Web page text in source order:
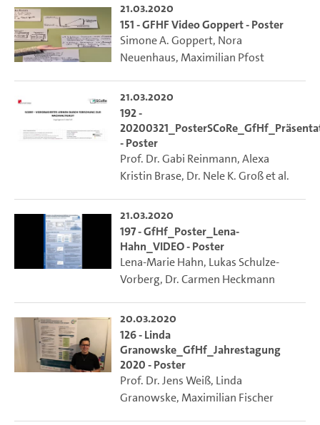
21.03.2020
151 - GFHF Video Goppert - Poster
Simone A. Goppert, Nora
Neuenhaus,Maximilian Pfost
21.03.2020
192 -
- Poster
Prof. Dr. Gabi Reinmann,Alexa
Kristin Brase, Dr. Nele K. Großet al.
21.03.2020
197 - GfHf_Poster_Lena-
Hahn_VIDEO - Poster
Lena-Marie Hahn, Lukas Schulze-
Vorberg, Dr. Carmen Heckmann
20.03.2020
126 - Linda
Granowske_GfHf_Jahrestagung
2020 - Poster
Prof. Dr. Jens Weiß, Linda
Granowske,Maximilian Fischer